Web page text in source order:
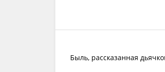
Быль, рассказанная